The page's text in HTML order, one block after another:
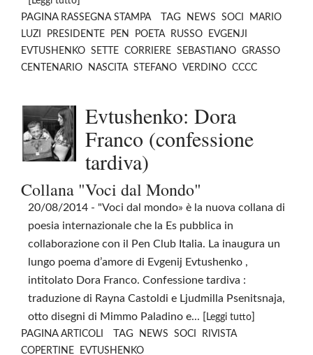
PAGINA RASSEGNA STAMPA TAG NEWS SOCI
MARIO
LUZI
PRESIDENTE PEN POETA RUSSO
EVGENJI
EVTUSHENKO SETTE CORRIERE SEBASTIANO GRASSO
CENTENARIO
NASCITA STEFANO VERDINO CCCC
Evtushenko: Dora
Franco (confessione
tardiva)
Collana "Voci dal Mondo"
20/08/2014 - "Voci dal mondo» è la nuova collana di
poesia internazionale che la Es pubblica in
collaborazione con il Pen Club Italia. La inaugura un
lungo poema d’amore di Evgenij Evtushenko ,
intitolato Dora Franco. Confessione tardiva :
traduzione di Rayna Castoldi e Ljudmilla Psenitsnaja,
otto disegni di Mimmo Paladino e... [ Leggi tutto]
PAGINA ARTICOLI TAG NEWS SOCI
RIVISTA
COPERTINE
EVTUSHENKO